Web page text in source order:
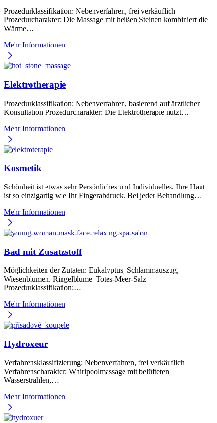
Prozedurklassifikation: Nebenverfahren, frei verkäuflich
Prozedurcharakter: Die Massage mit heißen Steinen kombiniert die
Wärme…
Mehr Informationen
Elektrotherapie
Prozedurklassifikation: Nebenverfahren, basierend auf ärztlicher
Konsultation Prozedurcharakter: Die Elektrotherapie nutzt…
Mehr Informationen
Kosmetik
Schönheit ist etwas sehr Persönliches und Individuelles. Ihre Haut
ist so einzigartig wie Ihr Fingerabdruck. Bei jeder Behandlung…
Mehr Informationen
Bad mit Zusatzstoff
Möglichkeiten der Zutaten: Eukalyptus, Schlammauszug,
Wiesenblumen, Ringelblume, Totes-Meer-Salz
Prozedurklassifikation:…
Mehr Informationen
Hydroxeur
Verfahrensklassifizierung: Nebenverfahren, frei verkäuflich
Verfahrenscharakter: Whirlpoolmassage mit belüfteten
Wasserstrahlen,…
Mehr Informationen